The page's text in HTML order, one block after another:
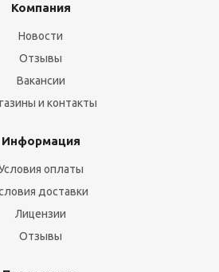
Компания
Новости
Отзывы
Вакансии
и контакты
Информация
оплаты
доставки
Лицензии
Отзывы